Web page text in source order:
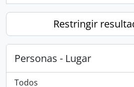
Restringir
Personas - Lugar
Todos